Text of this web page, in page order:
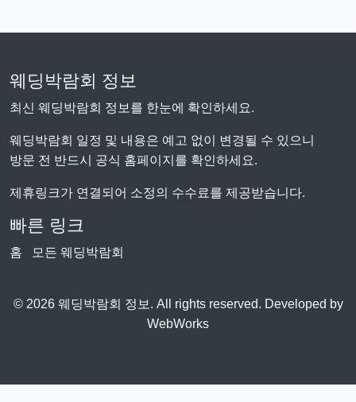
웨딩박람회 정보
최신 웨딩박람회 정보를 한눈에 확인하세요.
웨딩박람회 일정 및 내용은 예고 없이 변경될 수 있으니
방문 전 반드시 공식 홈페이지를 확인하세요.
제휴링크가 연결되어 소정의 수수료를 제공받습니다.
빠른 링크
홈 모든 웨딩박람회
© 2026 웨딩박람회 정보. All rights reserved. Developed by
WebWorks